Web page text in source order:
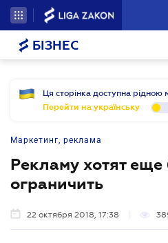
БІЗНЕС
Ця сторінка доступна рідною
Перейти на українську
Маркетинг, реклама
Рекламу хотят
ограничить
22 октября 2018, 17:38